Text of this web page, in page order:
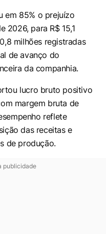
em 85% o prejuízo
2026, para R$ 15,1
milhões registradas
de avanço do
da companhia.
lucro bruto positivo
margem bruta de
reflete
das receitas e
de produção.
publicidade